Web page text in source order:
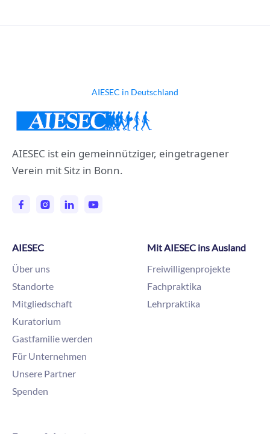
AIESEC in Deutschland
AIESEC ist ein gemeinnütziger, eingetragener
Verein mit Sitz in Bonn.
AIESEC
Über uns
Standorte
Mitgliedschaft
Kuratorium
Gastfamilie werden
Für Unternehmen
Unsere Partner
Spenden
Mit AIESEC ins Ausland
Freiwilligenprojekte
Fachpraktika
Lehrpraktika